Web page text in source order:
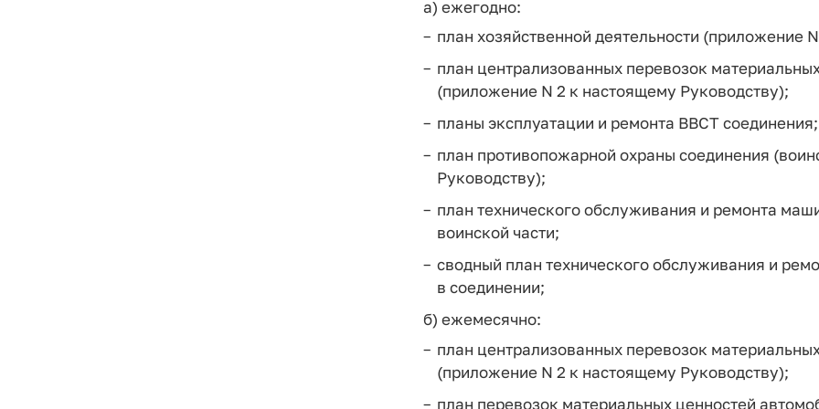
а) ежегодно:
план хозяйственной деятельности (приложение
план централизованных перевозок
(приложение N 2 к настоящему Руководству);
планы эксплуатации и ремонта ВВСТ соединения;
план противопожарной охраны соединения
Руководству);
план технического обслуживания и ремонта
воинской части;
сводный план технического обслуживания и
в соединении;
б) ежемесячно:
план централизованных перевозок
(приложение N 2 к настоящему Руководству);
план перевозок материальных ценностей